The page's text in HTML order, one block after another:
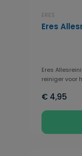
ERES
Eres
Eres
reiniger voor
€ 4,95